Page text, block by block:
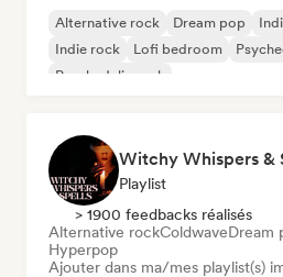
Alternative rock Dream pop
Indie rock
Lofi bedroom
Psychedelic rock
Playlist
> 1900 feedbacks réalisés
Alternative rockColdwaveDream
Hyperpop
Ajouter dans ma/mes playlist(s)